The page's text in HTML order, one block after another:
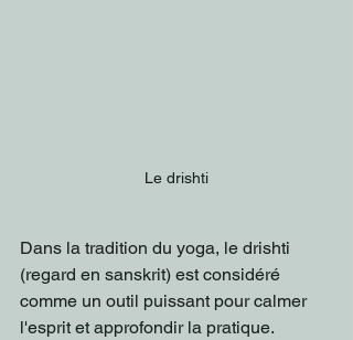
Le drishti
Dans la tradition du yoga, le drishti
(regard en sanskrit) est considéré
comme un outil puissant pour calmer
l'esprit et approfondir la pratique.